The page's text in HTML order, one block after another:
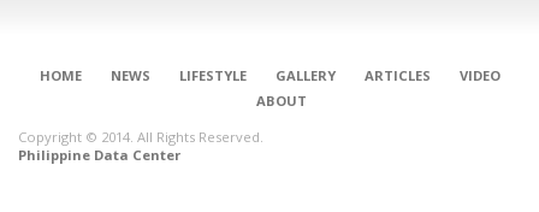
HOME NEWS LIFESTYLE GALLERY ARTICLES
VIDEO
ABOUT
Copyright © 2014. All Rights Reserved.
Philippine Data Center